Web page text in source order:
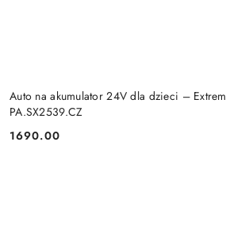
Auto na akumulator 24V dla dzieci –
PA.SX2539.CZ
Cena:
1690.00